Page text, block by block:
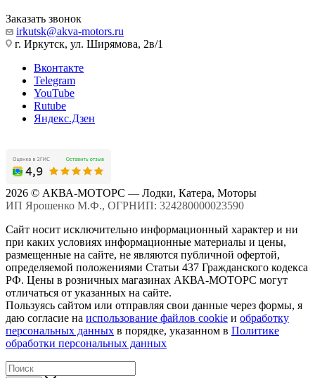
Заказать звонок
irkutsk@akva-motors.ru
г. Иркутск, ул. Ширямова, 2в/1
Вконтакте
Telegram
YouTube
Rutube
Яндекс.Дзен
2026 © АКВА-МОТОРС — Лодки, Катера, Моторы
ИП Ярошенко М.Ф., ОГРНИП: 324280000023590
Сайт носит исключительно информационный характер и ни
при каких условиях информационные материалы и цены,
размещенные на сайте, не являются публичной офертой,
определяемой положениями Статьи 437 Гражданского кодекса
РФ. Цены в розничных магазинах АКВА-МОТОРС могут
отличаться от указанных на сайте.
Пользуясь сайтом или отправляя свои данные через формы, я
даю согласие на использование файлов cookie и обработку
персональных данных в порядке, указанном в Политике
обработки персональных данных